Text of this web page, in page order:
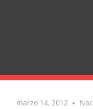
marzo 14, 2012